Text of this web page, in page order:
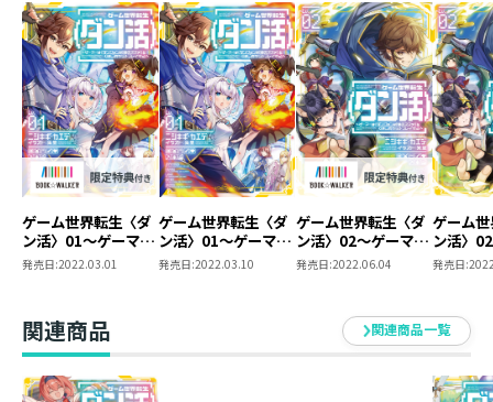
著者について
◆ニシキギ・カエデ
自然大好き人。本を読むのもゲームをするのも大好き。
〈ダン活〉を書きながら日々ゲームの中に入れたらなぁ
と夢想中。
「こんなゲームをやってみたい」そんな作品を作りたい
と毎日頑張ってます。
◆朱里（しゅり）
最近あまりにも混ざりの悪い青汁の粉を混ぜる為のシェ
イカーを買い、バーテンダー気分で快適な青汁ライフが
始まりました。
ゲーム世界転生〈ダ
ン活〉01～ゲーマー
は【ダンジョン就活
のススメ】を〈はじ
【BOOK☆WALKER
限定書き下ろしSS＆
電子書籍限定SS付
き】
発売日:2022.03.01
ゲーム世界転生〈ダ
ン活〉01～ゲーマー
は【ダンジョン就活
のススメ】を〈はじ
発売日:2022.03.10
ゲーム世界転生〈ダ
ン活〉02～ゲーマー
は【ダンジョン就活
のススメ】を〈はじ
【BOOK☆WALKER
限定書き下ろしSS＆
発売日:2022.06.04
ゲーム
ン活〉
は【ダ
のスス
～
発売日:
関連商品 関連商品一覧